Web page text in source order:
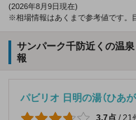
(2026年8月9日現在)
※相場情報はあくまで参考値です。
サンパーク千防近くの温
報
パビリオ 日明の湯（ひあが
3.7点 /21